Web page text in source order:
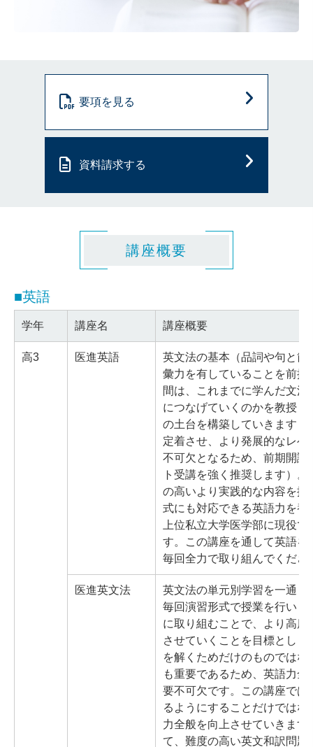
要項を見る
資料請求する
講座概要
■英語
学年 講座名 講座概要
高3 医進英語
英文法の基本（品詞や句と
彙力を有していることを前
間は、これまでに学んだ文
につなげていくのかを教授
の土台を構築していきます
定着させ、より発展的なレ
不可欠となるため、前期開
ト受講を強く推奨します）
の高いより実践的な内容を
式にも対応できる英語力を
上位私立大学医学部に現役
す。この講座を通して英語
毎回全力で取り組んでくださ
医進英文法
英文法の単元別学習を一通
毎回演習形式で授業を行い
に取り組むことで、より高
させていくことを目標とし
を解くためだけのものでは
も重要であるため、英語力
要不可欠です。この講座で
るようにすることだけでは
力全般を向上させていきま
て、難度の高い英文和訳問